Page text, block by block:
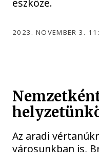
2023. NOVEMBER 3.
Az aradi
városunkban is,